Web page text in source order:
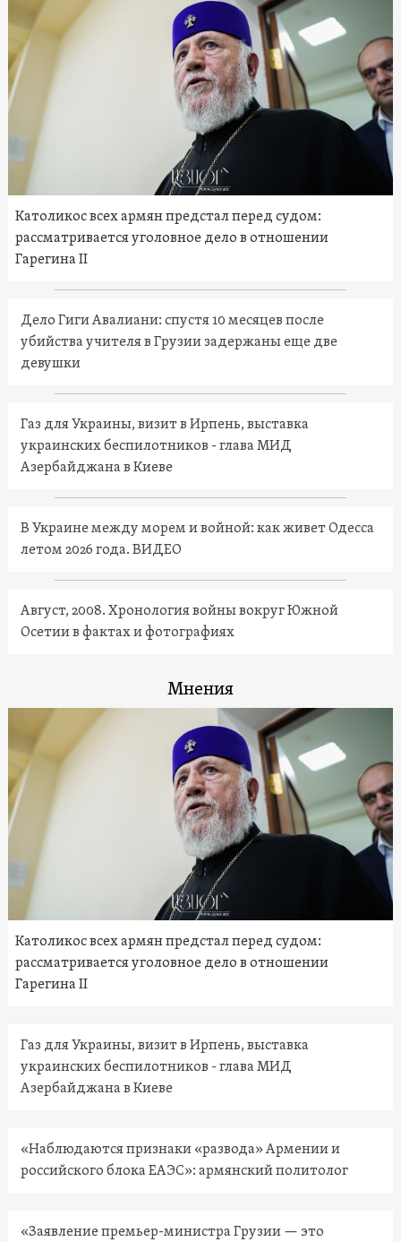
Католикос всех армян предстал перед судом:
рассматривается уголовное дело в отношении
Гарегина II
Дело Гиги Авалиани: спустя 10 месяцев после
убийства учителя в Грузии задержаны еще две
девушки
Газ для Украины, визит в Ирпень, выставка
украинских беспилотников - глава МИД
Азербайджана в Киеве
В Украине между морем и войной: как живет Одесса
летом 2026 года. ВИДЕО
Август, 2008. Хронология войны вокруг Южной
Осетии в фактах и фотографиях
Мнения
Католикос всех армян предстал перед судом:
рассматривается уголовное дело в отношении
Гарегина II
Газ для Украины, визит в Ирпень, выставка
украинских беспилотников - глава МИД
Азербайджана в Киеве
«Наблюдаются признаки «развода» Армении и
российского блока ЕАЭС»: армянский политолог
«Заявление премьер-министра Грузии — это